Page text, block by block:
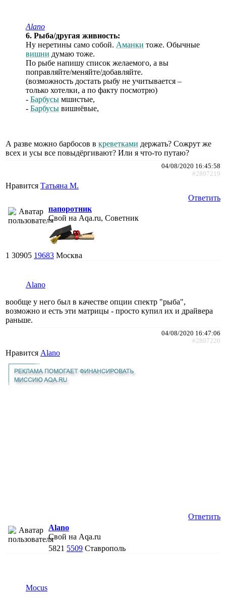
Alano
6. Рыба/другая живность:
Ну неретины само собой. Аманки тоже. Обычные
вишни думаю тоже.
По рыбе напишу список желаемого, а вы
поправляйте/меняйте/добавляйте.
(возможность достать рыбу не учитывается –
только хотелки, а по факту посмотрю)
- Барбусы мшистые,
- Барбусы вишнёвые,
А разве можно барбосов в креветками держать? Сожрут же
всех и усы все повыдёргивают? Или я что-то путаю?
04/08/2020 16:45:58
#2807219
Нравится Татьяна М.
Ответить
папоротник
Свой на Aqa.ru, Советник
1 30905 19683 Москва
Alano
вообще у него был в качестве опции спектр "рыба",
возможно и есть эти матрицы - просто купил их и драйвера
раньше.
04/08/2020 16:47:06
#2807220
Нравится Alano
Ответить
Alano
Свой на Aqa.ru
5821 5509 Ставрополь
Mocus